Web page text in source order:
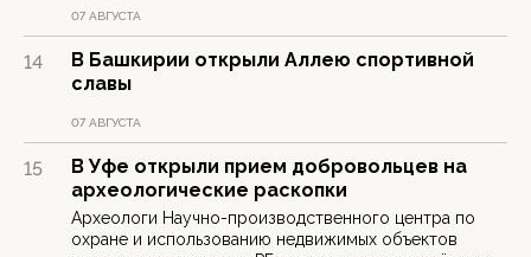
07 АВГУСТА
14
В Башкирии открыли Аллею спортивной
славы
07 АВГУСТА
15
В Уфе открыли прием добровольцев на
археологические раскопки
Археологи Научно-производственного центра по
охране и использованию недвижимых объектов